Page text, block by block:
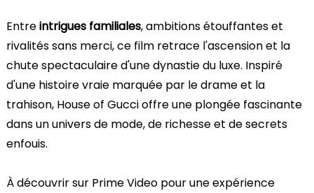
Entreintrigues familiales, ambitions étouffantes et
rivalités sans merci, ce film retrace l'ascension et la
chute spectaculaire d'une dynastie du luxe. Inspiré
d'une histoire vraie marquée par le drame et la
trahison, House of Gucci offre une plongée fascinante
dans un univers de mode, de richesse et de secrets
enfouis.
À découvrir sur Prime Video pour une expérience